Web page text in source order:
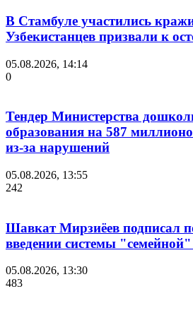
В Стамбуле участились
Узбекистанцев призвали к
05.08.2026, 14:14
0
Тендер Министерства
образования на 587
из-за нарушений
05.08.2026, 13:55
242
Шавкат Мирзиёев подписал
введении системы
05.08.2026, 13:30
483